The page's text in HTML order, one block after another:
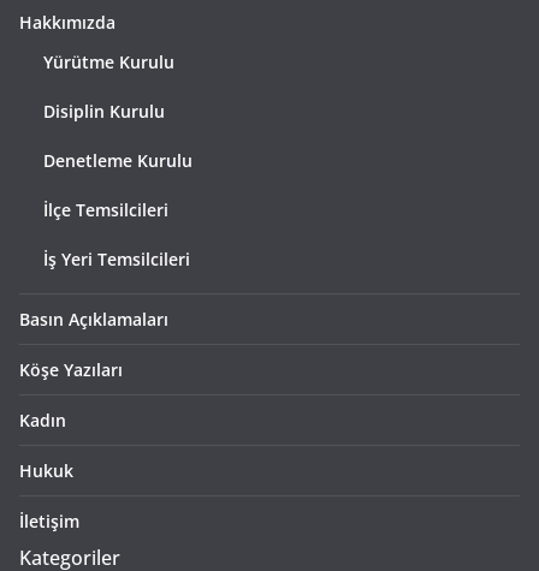
Hakkımızda
Yürütme Kurulu
Disiplin Kurulu
Denetleme Kurulu
İlçe Temsilcileri
İş Yeri Temsilcileri
Basın Açıklamaları
Köşe Yazıları
Kadın
Hukuk
İletişim
Kategoriler